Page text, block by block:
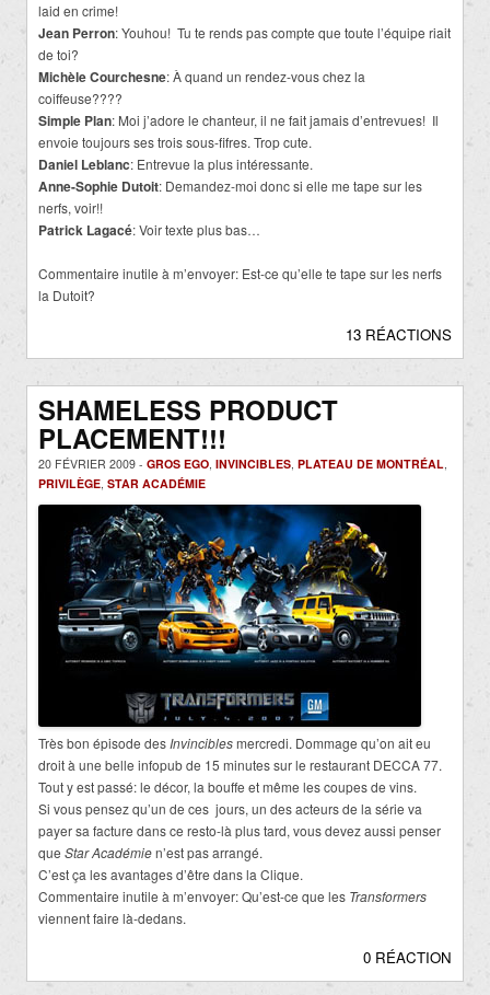
laid en crime!
Jean Perron: Youhou! Tu te rends pas compte que toute l’équipe riait
de toi?
Michèle Courchesne: À quand un rendez-vous chez la
coiffeuse????
Simple Plan: Moi j’adore le chanteur, il ne fait jamais d’entrevues! Il
envoie toujours ses trois sous-fifres. Trop cute.
Daniel Leblanc: Entrevue la plus intéressante.
Anne-Sophie Dutoit: Demandez-moi donc si elle me tape sur les
nerfs, voir!!
Patrick Lagacé: Voir texte plus bas…
Commentaire inutile à m’envoyer: Est-ce qu’elle te tape sur les nerfs
la Dutoit?
13 RÉACTIONS
SHAMELESS PRODUCT
PLACEMENT!!!
20 FÉVRIER 2009 - GROS EGO, INVINCIBLES, PLATEAU DE MONTRÉAL,
PRIVILÈGE, STAR ACADÉMIE
Très bon épisode des Invinciblesmercredi. Dommage qu’on ait eu
droit à une belle infopub de 15 minutes sur le restaurant DECCA 77.
Tout y est passé: le décor, la bouffe et même les coupes de vins.
Si vous pensez qu’un de ces jours, un des acteurs de la série va
payer sa facture dans ce resto-là plus tard, vous devez aussi penser
que Star Académien’est pas arrangé.
C’est ça les avantages d’être dans la Clique.
Commentaire inutile à m’envoyer: Qu’est-ce que les Transformers
viennent faire là-dedans.
0 RÉACTION